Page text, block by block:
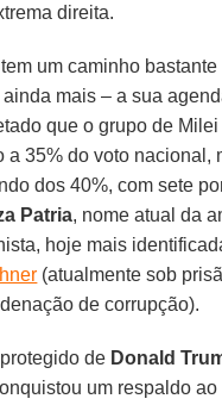
direita.
tem um caminho bastante
mais – a sua
que o grupo de
a 35% do voto nacional,
dos 40%, com sete
Patria, nome atual da
hoje mais
(atualmente sob
de corrupção).
de Donald
um respaldo ao